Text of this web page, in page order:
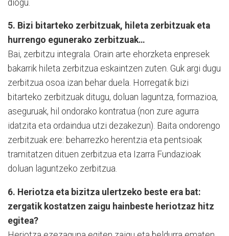
diogu.
5. Bizi bitarteko zerbitzuak, hileta zerbitzuak eta
hurrengo egunerako zerbitzuak…
Bai, zerbitzu integrala. Orain arte ehorzketa enpresek
bakarrik hileta zerbitzua eskaintzen zuten. Guk argi dugu
zerbitzua osoa izan behar duela. Horregatik bizi
bitarteko zerbitzuak ditugu, doluan laguntza, formazioa,
aseguruak, hil ondorako kontratua (non zure agurra
idatzita eta ordaindua utzi dezakezun). Baita ondorengo
zerbitzuak ere: beharrezko herentzia eta pentsioak
tramitatzen dituen zerbitzua eta Izarra Fundazioak
doluan laguntzeko zerbitzua.
6. Heriotza eta bizitza ulertzeko beste era bat:
zergatik kostatzen zaigu hainbeste heriotzaz hitz
egitea?